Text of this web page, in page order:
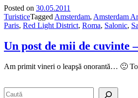
Posted on 30.05.2011
TuristiceTagged Amsterdam, Amsterdam
Paris, Red Light District, Roma, Salonic,
Un post de mii de cuvinte
Am primit vineri o leapşă onorantă… 🙂